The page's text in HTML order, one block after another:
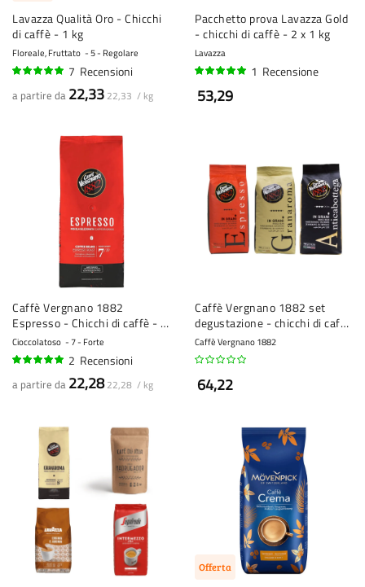
Lavazza Qualità Oro - Chicchi
di caffè - 1 kg
Floreale, Fruttato 5 - Regolare
7 Recensioni
a partire da 22,33 22,33 / kg
Pacchetto prova Lavazza Gold
- chicchi di caffè - 2 x 1 kg
Lavazza
1 Recensione
53,29
Caffè Vergnano 1882
Espresso - Chicchi di caffè - 1
kg
Cioccolatoso 7 - Forte
2 Recensioni
a partire da 22,28 22,28 / kg
Caffè Vergnano 1882 set
degustazione - chicchi di caffè
- 3 x 1 kg
Caffè Vergnano 1882
64,22
Offerta